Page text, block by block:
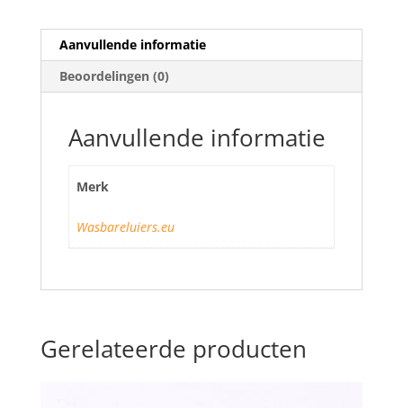
Aanvullende informatie
Beoordelingen (0)
Aanvullende informatie
Merk
Wasbareluiers.eu
Gerelateerde producten